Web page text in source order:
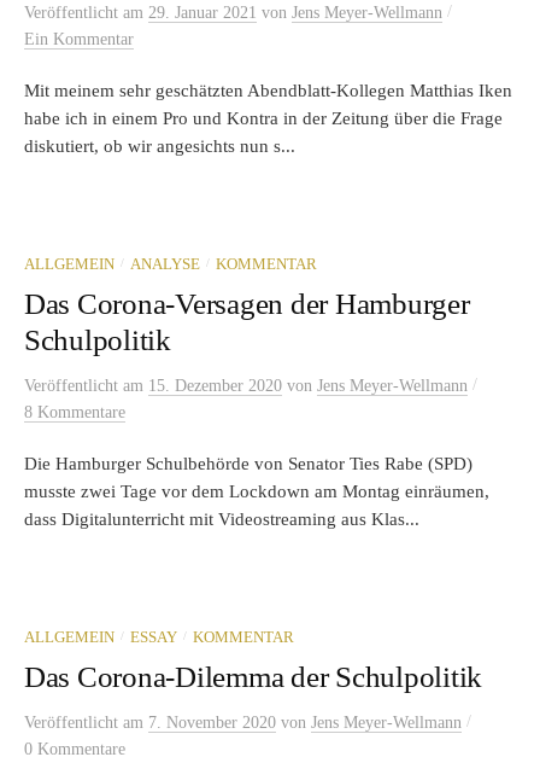
Veröffentlicht am 29. Januar 2021 von Jens Meyer-Wellmann /
Ein Kommentar
Mit meinem sehr geschätzten Abendblatt-Kollegen Matthias Iken
habe ich in einem Pro und Kontra in der Zeitung über die Frage
diskutiert, ob wir angesichts nun s...
ALLGEMEIN / ANALYSE / KOMMENTAR
Das Corona-Versagen der Hamburger
Schulpolitik
Veröffentlicht am 15. Dezember 2020 von Jens Meyer-Wellmann /
8 Kommentare
Die Hamburger Schulbehörde von Senator Ties Rabe (SPD)
musste zwei Tage vor dem Lockdown am Montag einräumen,
dass Digitalunterricht mit Videostreaming aus Klas...
ALLGEMEIN / ESSAY / KOMMENTAR
Das Corona-Dilemma der Schulpolitik
Veröffentlicht am 7. November 2020 von Jens Meyer-Wellmann /
0 Kommentare